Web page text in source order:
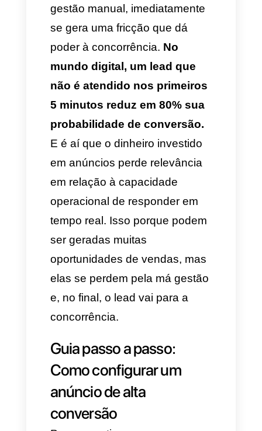
vendas.
Por que anúncios sem
estratégia não convertem
no Instagram?
O problema fundamental das
campanhas publicitárias ocorre
quando não há uma visão
estratégica no atendimento, na
experiência oferecida ao cliente
e as respostas se tornam um
retrocesso que impede o
sucesso no fechamento da
consumidor exige imediatismo;
rejeita processos que envolvam
ir de um site para outro.